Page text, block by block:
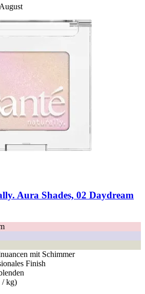
Aura Shades, 02 Daydream
mit Schimmer
Finish
/ kg)